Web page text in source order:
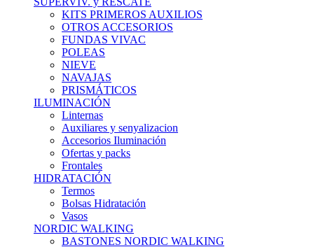
KITS PRIMEROS AUXILIOS
OTROS ACCESORIOS
FUNDAS VIVAC
POLEAS
NIEVE
NAVAJAS
PRISMÁTICOS
ILUMINACIÓN
Linternas
Auxiliares y senyalizacion
Accesorios Iluminación
Ofertas y packs
Frontales
HIDRATACIÓN
Termos
Bolsas Hidratación
Vasos
NORDIC WALKING
BASTONES NORDIC WALKING